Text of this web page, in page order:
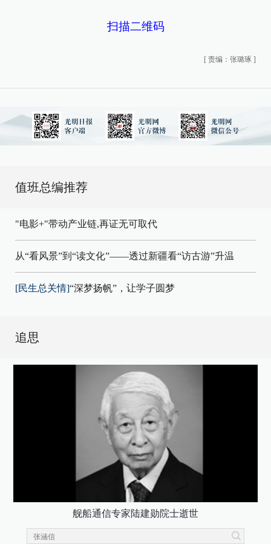
扫描二维码
[ 责编：张璐琢 ]
值班总编推荐
"电影+"带动产业链,再证无可取代
从“看风景”到“读文化”——透过新疆看“访古游”升温
[民生总关情]“深梦扬帆”，让学子圆梦
追思
舰船通信专家陆建勋院士逝世